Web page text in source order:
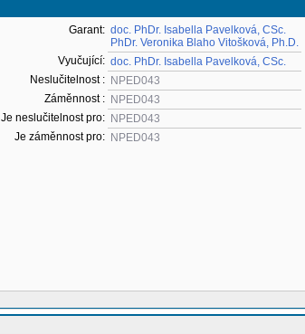
Garant: doc. PhDr. Isabella Pavelková, CSc.
PhDr. Veronika Blaho Vitošková, Ph.D.
Vyučující: doc. PhDr. Isabella Pavelková, CSc.
Neslučitelnost : NPED043
Záměnnost : NPED043
Je neslučitelnost pro: NPED043
Je záměnnost pro: NPED043